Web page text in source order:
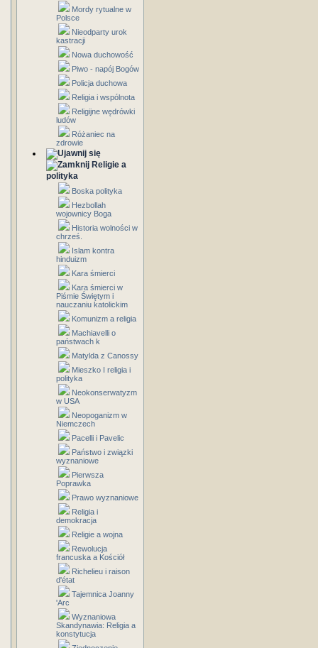
Mordy rytualne w
Polsce
Nieodparty urok
kastracji
Nowa duchowość
Piwo - napój Bogów
Policja duchowa
Religia i wspólnota
Religijne wędrówki
ludów
Różaniec na
zdrowie
Religie a
polityka
Boska polityka
Hezbollah
wojownicy Boga
Historia wolności w
chrześ.
Islam kontra
hinduizm
Kara śmierci
Kara śmierci w
Piśmie Świętym i
nauczaniu katolickim
Komunizm a religia
Machiavelli o
państwach k
Matylda z Canossy
Mieszko I religia i
polityka
Neokonserwatyzm
w USA
Neopoganizm w
Niemczech
Pacelli i Pavelic
Państwo i związki
wyznaniowe
Pierwsza
Poprawka
Prawo wyznaniowe
Religia i
demokracja
Religie a wojna
Rewolucja
francuska a Kościół
Richelieu i raison
d'état
Tajemnica Joanny
'Arc
Wyznaniowa
Skandynawia: Religia a
konstytucja